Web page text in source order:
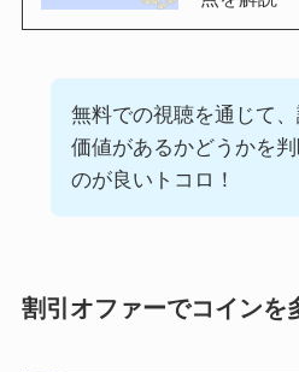
無料での視聴を通じて
価値があるかどうかを
のが良いトコロ！
割引オファーでコインを